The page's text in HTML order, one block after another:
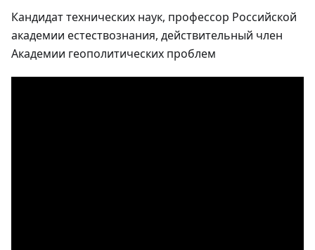
Кандидат технических наук, профессор Российской
академии естествознания, действительный член
Академии геополитических проблем